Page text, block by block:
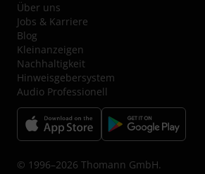
Über uns
Jobs & Karriere
Blog
Kleinanzeigen
Nachhaltigkeit
Hinweisgebersystem
Audio Professionell
© 1996–2026 Thomann GmbH.